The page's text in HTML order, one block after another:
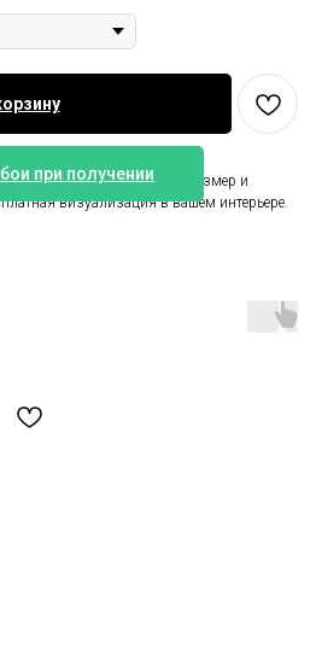
при получении
ширина и 255 см высота. Размер и
визуализация в вашем интерьере.